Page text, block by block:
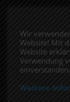
Impressum
Folge uns
Wir
Website! Mit
Website
Verwendung
einverstanden.
Weitere